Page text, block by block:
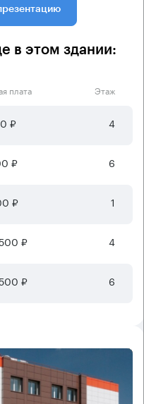
в этом здании:
плата Этаж
₽ 4
₽ 6
₽ 1
₽ 4
₽ 6